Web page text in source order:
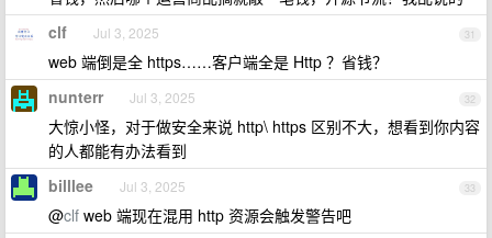
31
clf Jul 3, 2025
web 端倒是全 https……客户端全是 Http ？省钱？
32
nunterr Jul 3, 2025
大惊小怪，对于做安全来说 http\ https 区别不大，想看到你内容
的人都能有办法看到
33
billlee Jul 3, 2025
@clf web 端现在混用 http 资源会触发警告吧